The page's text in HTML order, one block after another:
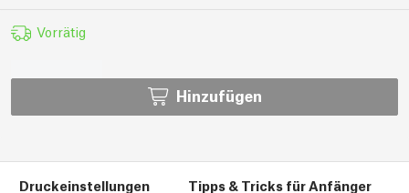
Vorrätig
Hinzufügen
Druckeinstellungen Tipps & Tricks für Anfänger